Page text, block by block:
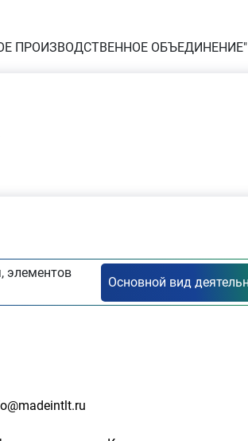
ПРОИЗВОДСТВЕННОЕ ОБЪЕДИНЕНИЕ"
элементов